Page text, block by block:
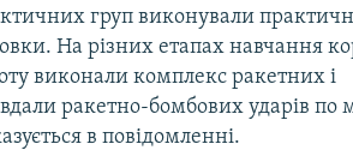
груп виконували
На різних етапах навчання
виконали комплекс ракетних і
ракетно-бомбових ударів по
в повідомленні.